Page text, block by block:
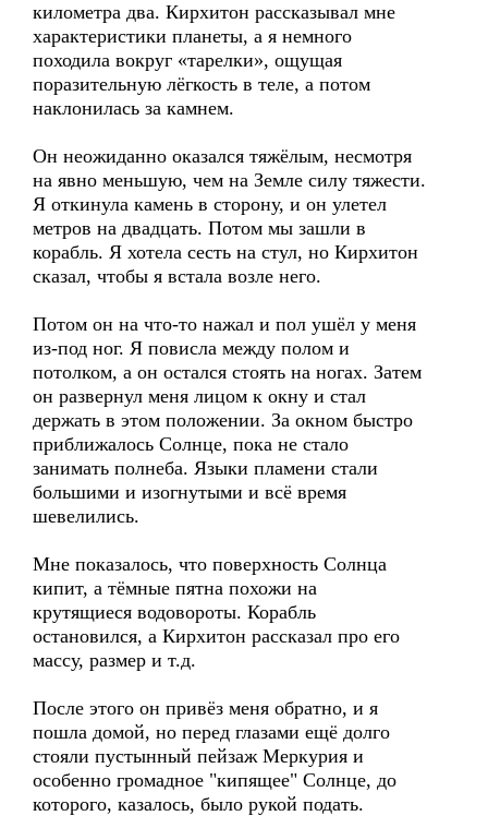
километра два. Кирхитон рассказывал мне
характеристики планеты, а я немного
походила вокруг «тарелки», ощущая
поразительную лёгкость в теле, а потом
наклонилась за камнем.
Он неожиданно оказался тяжёлым, несмотря
на явно меньшую, чем на Земле силу тяжести.
Я откинула камень в сторону, и он улетел
метров на двадцать. Потом мы зашли в
корабль. Я хотела сесть на стул, но Кирхитон
сказал, чтобы я встала возле него.
Потом он на что-то нажал и пол ушёл у меня
из-под ног. Я повисла между полом и
потолком, а он остался стоять на ногах. Затем
он развернул меня лицом к окну и стал
держать в этом положении. За окном быстро
приближалось Солнце, пока не стало
занимать полнеба. Языки пламени стали
большими и изогнутыми и всё время
шевелились.
Мне показалось, что поверхность Солнца
кипит, а тёмные пятна похожи на
крутящиеся водовороты. Корабль
остановился, а Кирхитон рассказал про его
массу, размер и т.д.
После этого он привёз меня обратно, и я
пошла домой, но перед глазами ещё долго
стояли пустынный пейзаж Меркурия и
особенно громадное "кипящее" Солнце, до
которого, казалось, было рукой подать.